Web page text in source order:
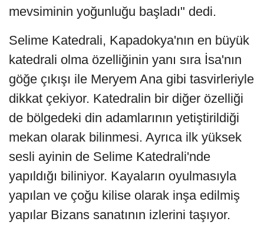
mevsiminin yoğunluğu başladı" dedi.
Selime Katedrali, Kapadokya'nın en büyük
katedrali olma özelliğinin yanı sıra İsa'nın
göğe çıkışı ile Meryem Ana gibi tasvirleriyle
dikkat çekiyor. Katedralin bir diğer özelliği
de bölgedeki din adamlarının yetiştirildiği
mekan olarak bilinmesi. Ayrıca ilk yüksek
sesli ayinin de Selime Katedrali'nde
yapıldığı biliniyor. Kayaların oyulmasıyla
yapılan ve çoğu kilise olarak inşa edilmiş
yapılar Bizans sanatının izlerini taşıyor.